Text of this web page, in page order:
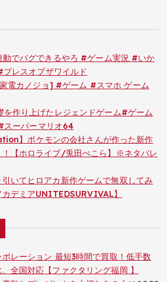
動でバグできるやろ #ゲーム実況 #いか
レスオブザワイルド
電カノジョ] #ゲーム #スマホ ゲーム
を作り上げたレジェンドゲーム#ゲーム
ーパーマリオ64
】ポケモンの会社さんが作った新作
！【ホロライブ/兎田ぺこら】※ネタバレ
引いてヒロアカ新作ゲームで無双してみ
デミアUNITEDSURVIVAL】
レーション 最短3時間で買取！低手数
全国対応【ファクタリング福岡 】